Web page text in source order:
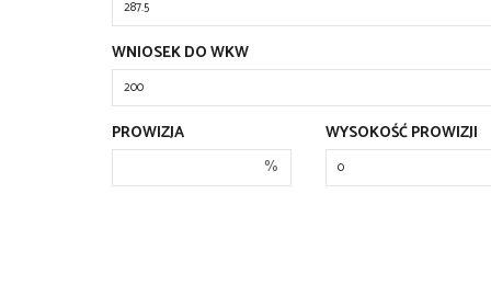
WNIOSEK DO WKW
PROWIZJA
%
WYSOKOŚĆ PROWIZJI